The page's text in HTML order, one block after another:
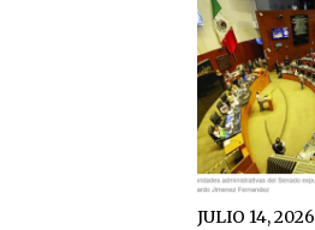
JULIO 14, 2026